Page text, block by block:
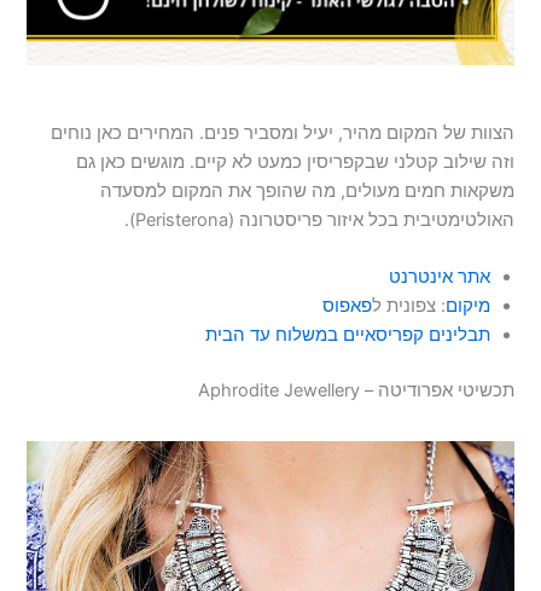
הצוות של המקום מהיר, יעיל ומסביר פנים. המחירים כאן נוחים
וזה שילוב קטלני שבקפריסין כמעט לא קיים. מוגשים כאן גם
משקאות חמים מעולים, מה שהופך את המקום למסעדה
האולטימטיבית בכל איזור פריסטרונה (Peristerona).
אתר אינטרנט
מיקום: צפונית לפאפוס
תבלינים קפריסאיים במשלוח עד הבית
תכשיטי אפרודיטה – Aphrodite Jewellery